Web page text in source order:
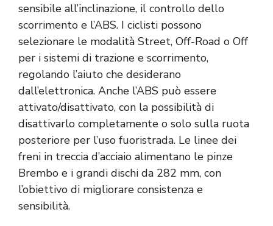
sensibile all’inclinazione, il controllo dello
scorrimento e l’ABS. I ciclisti possono
selezionare le modalità Street, Off-Road o Off
per i sistemi di trazione e scorrimento,
regolando l’aiuto che desiderano
dall’elettronica. Anche l’ABS può essere
attivato/disattivato, con la possibilità di
disattivarlo completamente o solo sulla ruota
posteriore per l’uso fuoristrada. Le linee dei
freni in treccia d’acciaio alimentano le pinze
Brembo e i grandi dischi da 282 mm, con
l’obiettivo di migliorare consistenza e
sensibilità.